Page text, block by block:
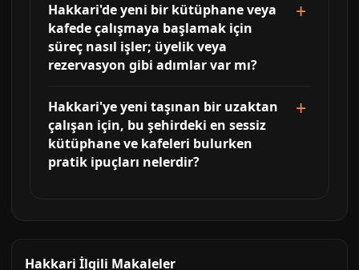
Hakkari'de yeni bir kütüphane veya
kafede çalışmaya başlamak için
süreç nasıl işler; üyelik veya
rezervasyon gibi adımlar var mı?
Hakkari'ye yeni taşınan bir uzaktan
çalışan için, bu şehirdeki en sessiz
kütüphane ve kafeleri bulurken
pratik ipuçları nelerdir?
Hakkari İlgili Makaleler